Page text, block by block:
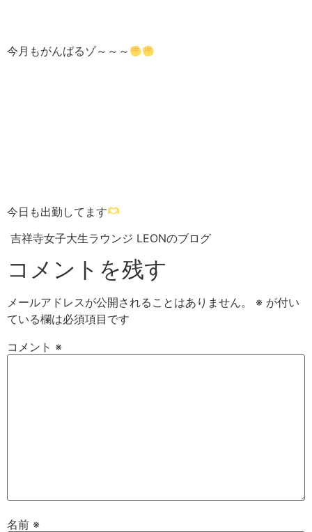
今月もがんばるゾ～～～
今日も出勤してます
吉祥寺女子大生ラウンジ LEONのブログ
コメントを残す
メールアドレスが公開されることはありません。 ※ が付い
ている欄は必須項目です
コメント ※
名前 ※